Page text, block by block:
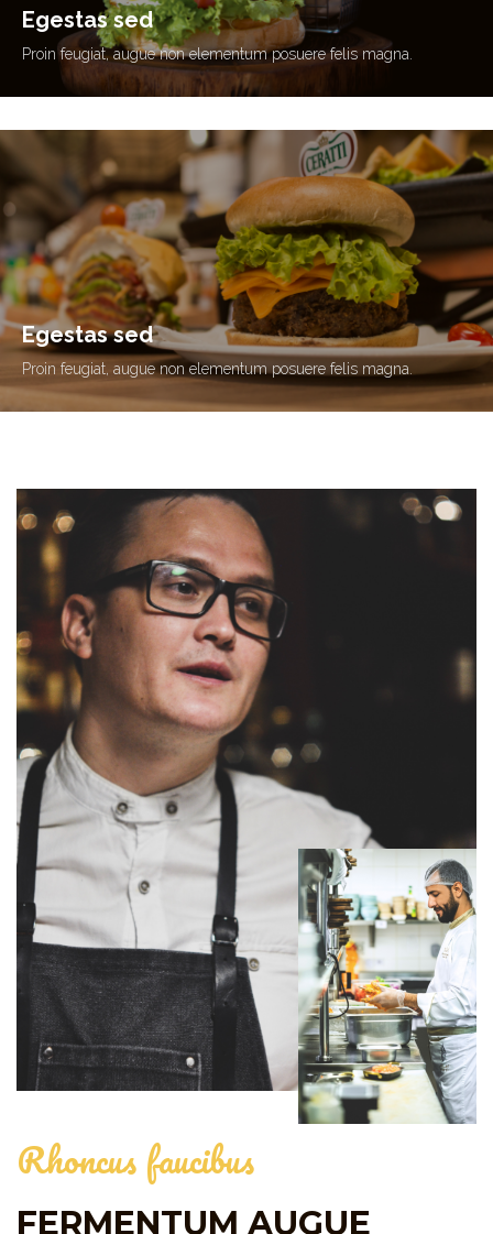
Egestas sed
Proin feugiat, augue non elementum posuerefelis magna.
Egestas sed
Proin feugiat, augue non elementum posuere felis magna.
Rhoncus faucibus
FERMENTUM AUGUE